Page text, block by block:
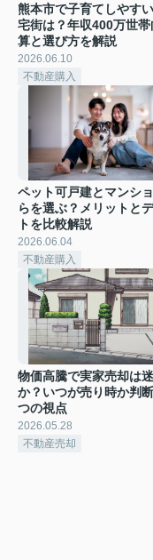
熊本市で子育てしやす
宅街は？年収400万世
算と選び方を解説
2026.06.10
不動産購入
ペット可戸建とマンシ
らを選ぶ？メリットと
トを比較解説
2026.06.04
不動産購入
物価高騰で実家売却は
か？いつが売り時か判
つの視点
2026.05.28
不動産売却